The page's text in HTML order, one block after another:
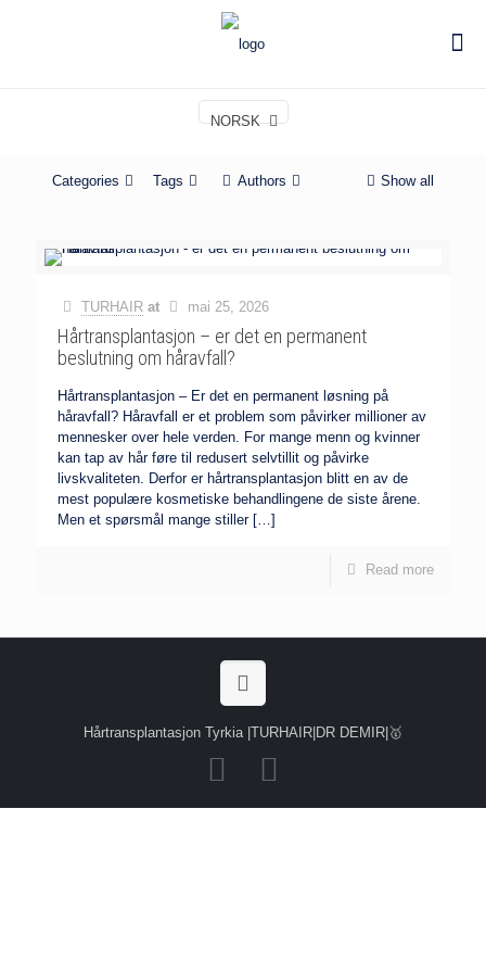
NORSK
Categories Tags Authors Show all
TURHAIR at mai 25, 2026
Hårtransplantasjon – er det en permanent
beslutning om håravfall?
Hårtransplantasjon – Er det en permanent løsning på
håravfall? Håravfall er et problem som påvirker millioner av
mennesker over hele verden. For mange menn og kvinner
kan tap av hår føre til redusert selvtillit og påvirke
livskvaliteten. Derfor er hårtransplantasjon blitt en av de
mest populære kosmetiske behandlingene de siste årene.
Men et spørsmål mange stiller[…]
Read more
Hårtransplantasjon Tyrkia |TURHAIR|DR DEMIR|🥇